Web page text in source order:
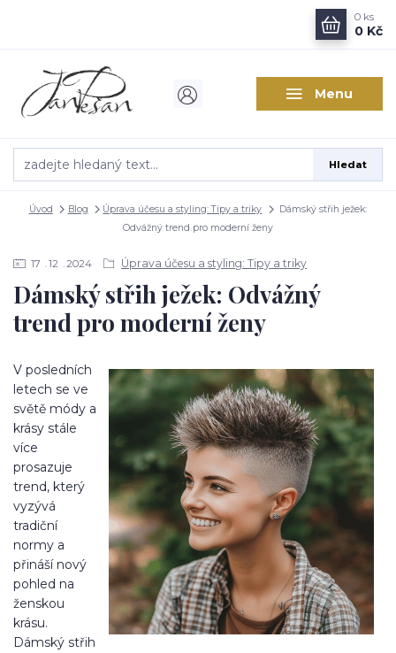
Menu
Hledat
0 ks
0 Kč
Úvod Blog Úprava účesu a styling: Tipy a triky
Dámský střih ježek:
Odvážný trend pro moderní ženy
17 12 2024 Úprava účesu a styling: Tipy a triky
Dámský střih ježek: Odvážný
trend pro moderní ženy
V posledních
letech se ve
světě módy a
krásy stále
více
prosazuje
trend, který
vyzývá
tradiční
normy a
přináší nový
pohled na
ženskou
krásu.
Dámský střih